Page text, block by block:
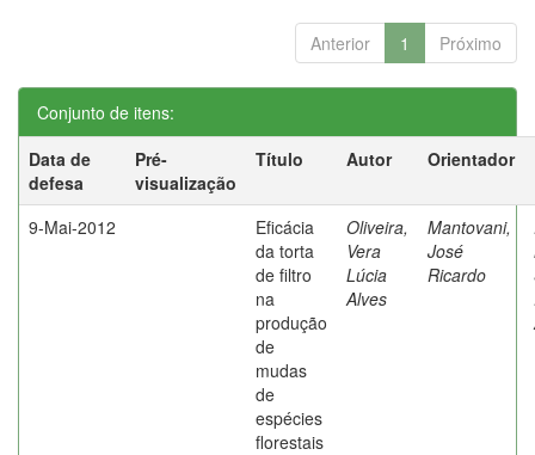
Anterior 1 Próximo
Conjunto de itens:
Data de
defesa
Pré-
visualização
Título Autor Orientador
9-Mai-2012
Eficácia
da torta
de filtro
na
produção
de
mudas
de
espécies
florestais
Oliveira,
Vera
Lúcia
Alves
Mantovani,
José
Ricardo